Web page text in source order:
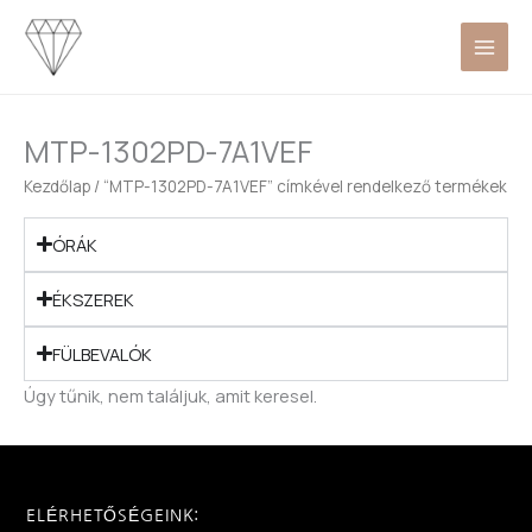
Skip
content
MTP-1302PD-7A1VEF
Kezdőlap / “MTP-1302PD-7A1VEF” címkével rendelkező termékek
ÓRÁK
ÉKSZEREK
FÜLBEVALÓK
Úgy tűnik, nem találjuk, amit keresel.
ELÉRHETŐSÉGEINK: